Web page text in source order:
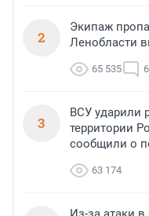
2
Экипаж
Ленобласти
65 535
3
ВСУ ударили
территории
сообщили о
63 174